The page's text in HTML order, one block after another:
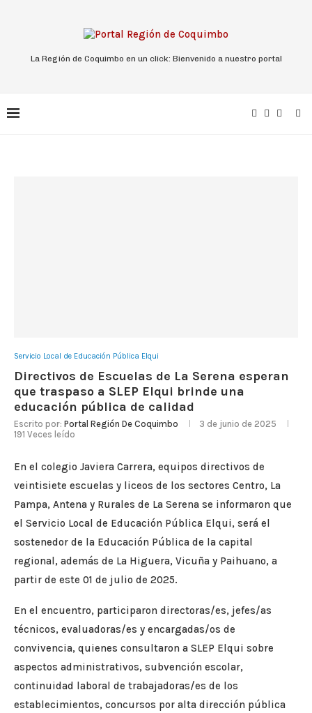
La Región de Coquimbo en un click: Bienvenido a nuestro portal
Servicio Local de Educación Pública Elqui
Directivos de Escuelas de La Serena esperan
que traspaso a SLEP Elqui brinde una
educación pública de calidad
Escrito por: Portal Región De Coquimbo
3 de junio de 2025
191 Veces leído
En el colegio Javiera Carrera, equipos directivos de
veintisiete escuelas y liceos de los sectores Centro, La
Pampa, Antena y Rurales de La Serena se informaron que
el Servicio Local de Educación Pública Elqui, será el
sostenedor de la Educación Pública de la capital
regional, además de La Higuera, Vicuña y Paihuano, a
partir de este 01 de julio de 2025.
En el encuentro, participaron directoras/es, jefes/as
técnicos, evaluadoras/es y encargadas/os de
convivencia, quienes consultaron a SLEP Elqui sobre
aspectos administrativos, subvención escolar,
continuidad laboral de trabajadoras/es de los
establecimientos, concursos por alta dirección pública